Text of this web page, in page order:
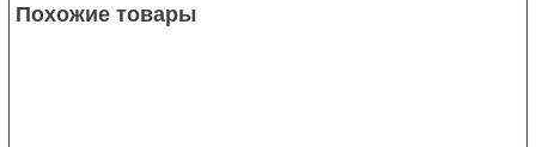
Похожие товары